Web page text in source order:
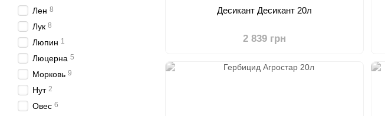
Десикант Десикант 20л
2 839 грн
Лен 8
Лук 8
Люпин 1
Люцерна 5
Морковь 9
Нут 2
Овес 6